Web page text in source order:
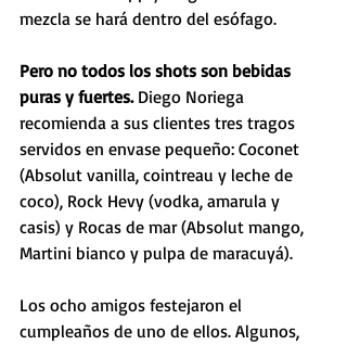
mezcla se hará dentro del esófago.
Pero no todos los shots son bebidas
puras y fuertes. Diego Noriega
recomienda a sus clientes tres tragos
servidos en envase pequeño: Coconet
(Absolut vanilla, cointreau y leche de
coco), Rock Hevy (vodka, amarula y
casis) y Rocas de mar (Absolut mango,
Martini bianco y pulpa de maracuyá).
Los ocho amigos festejaron el
cumpleaños de uno de ellos. Algunos,